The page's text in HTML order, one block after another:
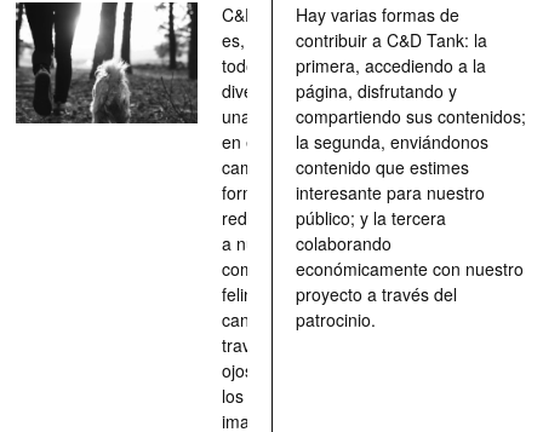
C&D Tank
es, ante
todo, un
divertimento,
una parada
en el
camino, una
forma de
redescubrir
a nuestros
compañeros
felinos y
caninos a
través de los
ojos quienes
los han
imaginado,
Hay varias formas de
contribuir a C&D Tank: la
primera, accediendo a la
página, disfrutando y
compartiendo sus contenidos;
la segunda, enviándonos
contenido que estimes
interesante para nuestro
público; y la tercera
colaborando
económicamente con nuestro
proyecto a través del
patrocinio.